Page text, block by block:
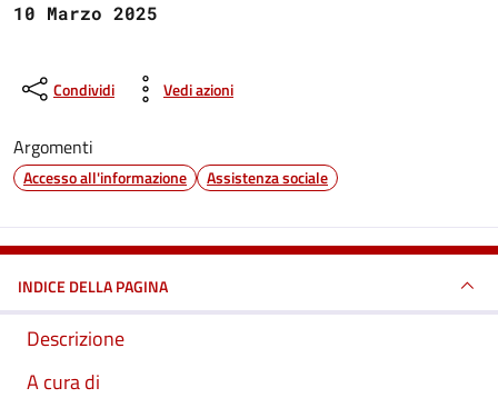
10 Marzo 2025
Condividi Vedi azioni
Argomenti
Accesso all'informazione Assistenza sociale
INDICE DELLA PAGINA
Descrizione
A cura di